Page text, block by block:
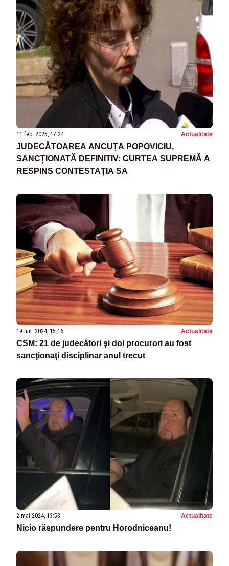
11 feb. 2025, 17:24 Actualitate
JUDECĂTOAREA ANCUȚA POPOVICIU,
SANCȚIONATĂ DEFINITIV: CURTEA SUPREMĂ A
RESPINS CONTESTAȚIA SA
19 iun. 2024, 15:16 Actualitate
CSM: 21 de judecători şi doi procurori au fost
sancţionaţi disciplinar anul trecut
2 mai 2024, 13:53 Actualitate
Nicio răspundere pentru Horodniceanu!